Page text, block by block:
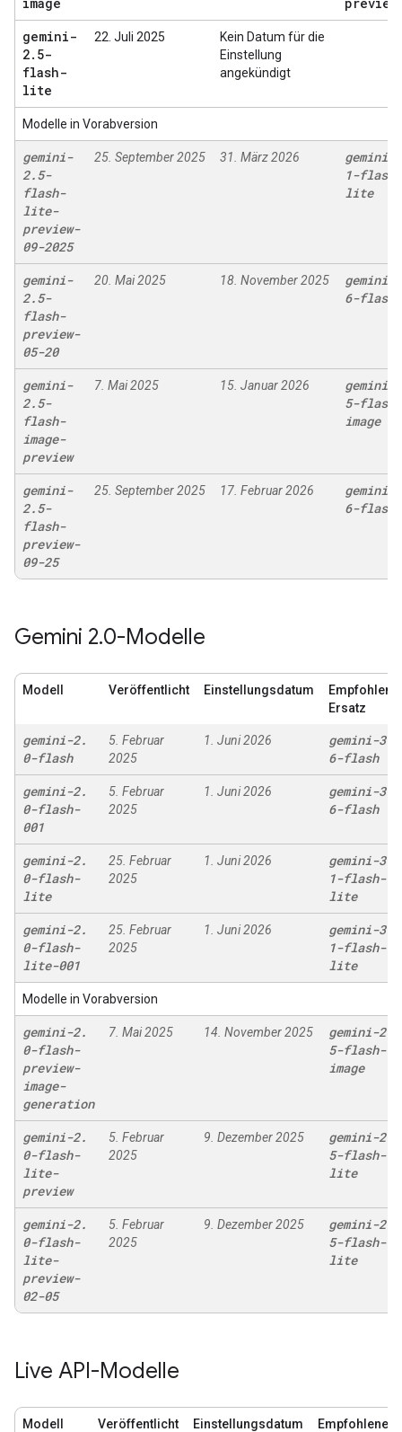
gemini-
2. 5-
flash-
lite
22. Juli 2025
Kein Datum für die
Einstellung
angekündigt
Modelle in Vorabversion
gemini-
2.5-
flash-
lite-
preview-
09-2025
25. September 2025 31. März 2026
gemini-3
1-flash-
lite
gemini-
2.5-
flash-
preview-
05-20
20. Mai 2025 18. November 2025
gemini-3
6-flash
gemini-
2.5-
flash-
image-
preview
7. Mai 2025 15. Januar 2026
gemini-2
5-flash-
image
gemini-
2.5-
flash-
preview-
09-25
25. September 2025 17. Februar 2026
gemini-3
6-flash
Gemini 2.0-Modelle
Modell Veröffentlicht Einstellungsdatum
Ersatz
gemini-2.
0-flash
5. Februar
2025
1. Juni 2026 gemini-3.
6-flash
gemini-2.
0-flash-
001
5. Februar
2025
1. Juni 2026 gemini-3.
6-flash
gemini-2.
0-flash-
lite
25. Februar
2025
1. Juni 2026 gemini-3.
1-flash-
lite
gemini-2.
0-flash-
lite-001
25. Februar
2025
1. Juni 2026 gemini-3.
1-flash-
lite
Modelle in Vorabversion
gemini-2.
0-flash-
preview-
image-
generation
7. Mai 2025 14. November 2025 gemini-2.
5-flash-
image
gemini-2.
0-flash-
lite-
preview
5. Februar
2025
9. Dezember 2025 gemini-2.
5-flash-
lite
gemini-2.
0-flash-
lite-
preview-
02-05
5. Februar
2025
9. Dezember 2025 gemini-2.
5-flash-
lite
Live API-Modelle
Modell Veröffentlicht Einstellungsdatum
Empfohlener